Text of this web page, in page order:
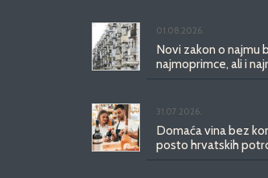
01.08.2026.
Novi zakon o najmu
najmoprimce, ali i
31.07.2026.
Domaća vina bez
posto hrvatskih